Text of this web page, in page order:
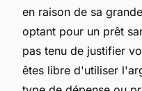
en raison de sa
optant pour un prêt
pas tenu de justifier
êtes libre d'utiliser